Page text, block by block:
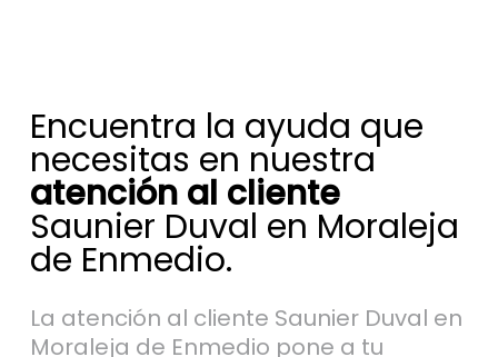
Encuentra la ayuda que
necesitas en nuestra
atención al cliente
Saunier Duval en Moraleja
de Enmedio.
La atención al cliente Saunier Duval en
Moraleja de Enmedio pone a tu